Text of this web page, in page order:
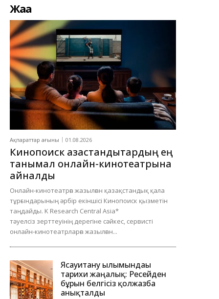
Жаңа
Ақпараттар ағыны 01.08.2026
Кинопоиск қазақстандықтардың ең
танымал онлайн-кинотеатрына
айналды
Онлайн-кинотеатрға жазылған қазақстандық қала
тұрғындарының әрбір екіншісі Кинопоиск қызметін
таңдайды. K Research Central Asia*
тәуелсіз зерттеуінің дерегіне сәйкес, сервисті
онлайн-кинотеатрларға жазылған...
Ясауитану ғылымындағы
тарихи жаңалық: Ресейден
бұрын белгісіз қолжазба
анықталды